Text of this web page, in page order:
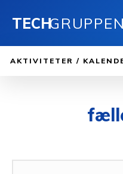
TECHGRUPPEN
AKTIVITETER /